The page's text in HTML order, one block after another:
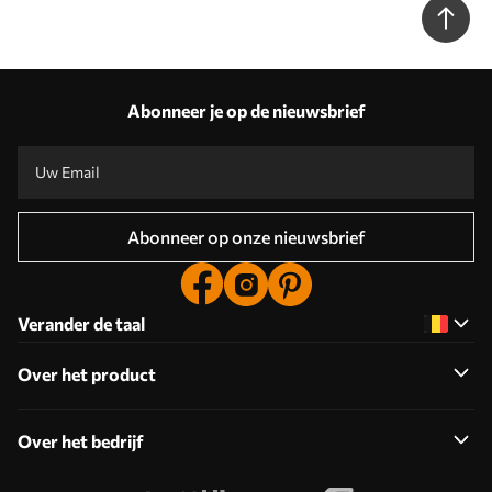
Abonneer je op de nieuwsbrief
Abonneer op onze nieuwsbrief
Verander de taal
Over het product
Over het bedrijf